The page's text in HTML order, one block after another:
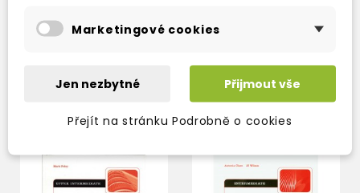
BOOK WITH TEST
skladem (ihned
1 096 Kč -15% 932 Kč
skladem (ihned
667 Kč -15% 567 Kč
Marketingové cookies
Jen nezbytné Přijmout vše
Přejít na stránku Podrobně o cookies